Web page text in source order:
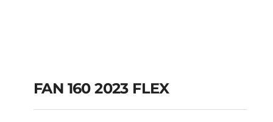
FAN 160 2023 FLEX